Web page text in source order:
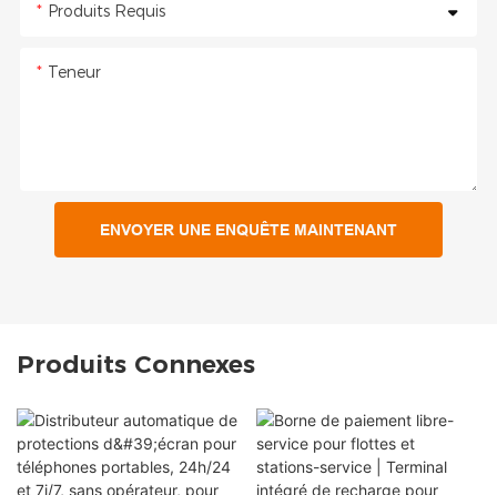
Produits Requis
Teneur
ENVOYER UNE ENQUÊTE MAINTENANT
Produits Connexes